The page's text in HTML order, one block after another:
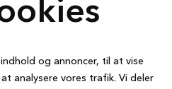
og annoncer, til at vise
analysere vores trafik. Vi deler